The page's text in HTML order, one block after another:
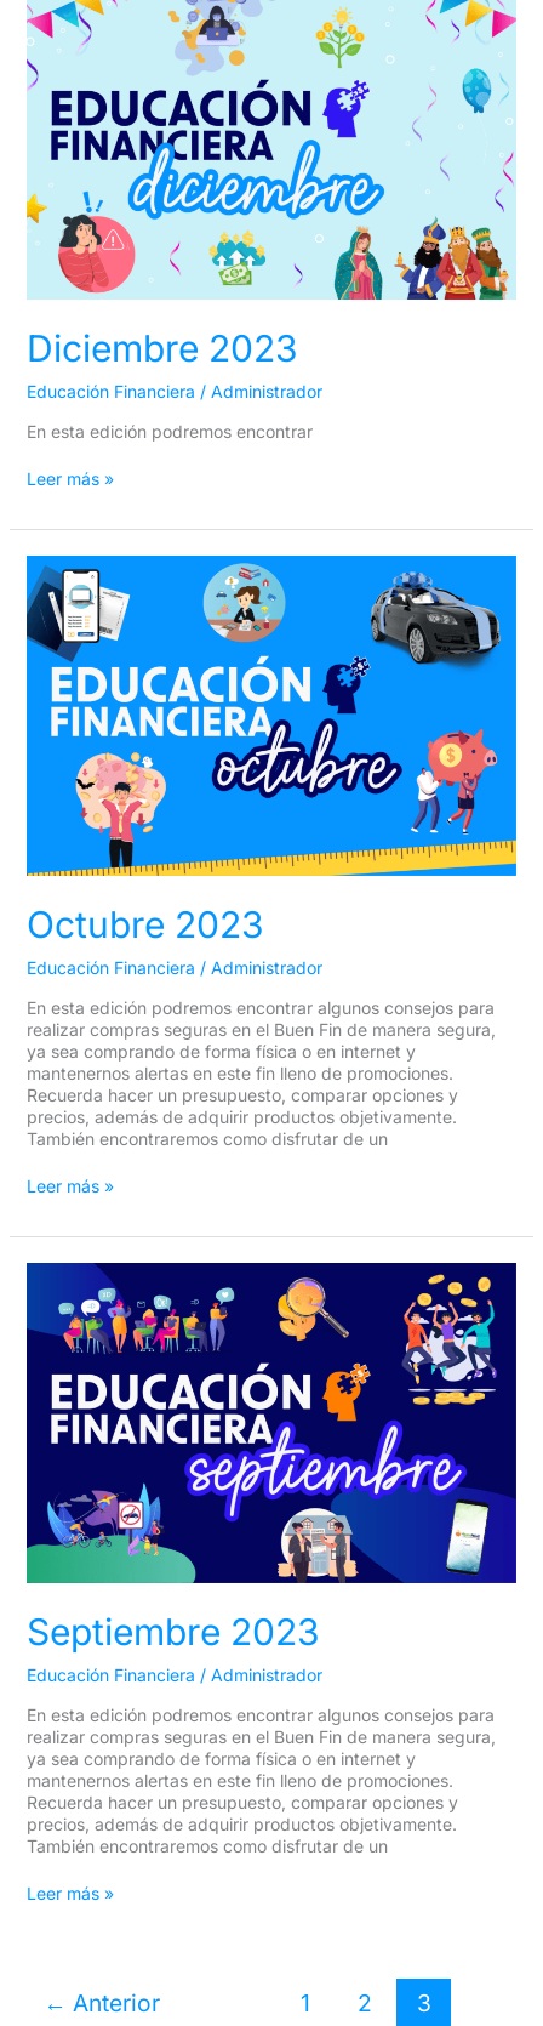
Diciembre 2023
Educación Financiera / Administrador
En esta edición podremos encontrar
2023
Leer más »
Octubre 2023
Educación Financiera / Administrador
En esta edición podremos encontrar algunos consejos para
realizar compras seguras en el Buen Fin de manera segura,
ya sea comprando de forma física o en internet y
mantenernos alertas en este fin lleno de promociones.
Recuerda hacer un presupuesto, comparar opciones y
precios, además de adquirir productos objetivamente.
También encontraremos como disfrutar de un
Octubre
2023
Leer más »
Septiembre 2023
Educación Financiera / Administrador
En esta edición podremos encontrar algunos consejos para
realizar compras seguras en el Buen Fin de manera segura,
ya sea comprando de forma física o en internet y
mantenernos alertas en este fin lleno de promociones.
Recuerda hacer un presupuesto, comparar opciones y
precios, además de adquirir productos objetivamente.
También encontraremos como disfrutar de un
Septiembre
Leer más »
← Anterior 1 2 3